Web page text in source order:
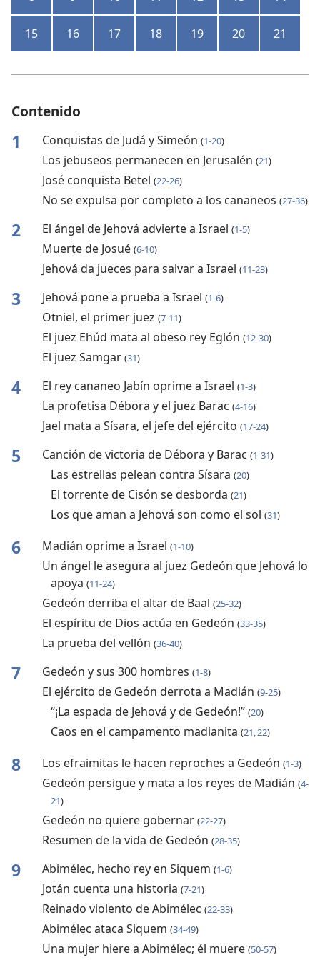
15 16 17 18 19 20 21
Contenido
1 Conquistas de Judá y Simeón (1-20)
Los jebuseos permanecen en Jerusalén (21)
José conquista Betel (22-26)
No se expulsa por completo a los cananeos (27-36)
2 El ángel de Jehová advierte a Israel (1-5)
Muerte de Josué (6-10)
Jehová da jueces para salvar a Israel (11-23)
3 Jehová pone a prueba a Israel (1-6)
Otniel, el primer juez (7-11)
El juez Ehúd mata al obeso rey Eglón (12-30)
El juez Samgar (31)
4 El rey cananeo Jabín oprime a Israel (1-3)
La profetisa Débora y el juez Barac (4-16)
Jael mata a Sísara, el jefe del ejército (17-24)
5 Canción de victoria de Débora y Barac (1-31)
Las estrellas pelean contra Sísara (20)
El torrente de Cisón se desborda (21)
Los que aman a Jehová son como el sol (31)
6 Madián oprime a Israel (1-10)
Un ángel le asegura al juez Gedeón que Jehová lo
apoya (11-24)
Gedeón derriba el altar de Baal (25-32)
El espíritu de Dios actúa en Gedeón (33-35)
La prueba del vellón (36-40)
7 Gedeón y sus 300 hombres (1-8)
El ejército de Gedeón derrota a Madián (9-25)
“¡La espada de Jehová y de Gedeón!” (20)
Caos en el campamento madianita (21, 22)
8 Los efraimitas le hacen reproches a Gedeón (1-3)
Gedeón persigue y mata a los reyes de Madián (4-
21)
Gedeón no quiere gobernar (22-27)
Resumen de la vida de Gedeón (28-35)
9 Abimélec, hecho rey en Siquem (1-6)
Jotán cuenta una historia (7-21)
Reinado violento de Abimélec (22-33)
Abimélec ataca Siquem (34-49)
Una mujer hiere a Abimélec; él muere (50-57)